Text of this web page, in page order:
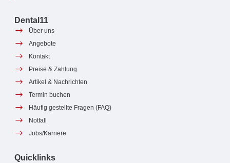
Dental11
Über uns
Angebote
Kontakt
Preise & Zahlung
Artikel & Nachrichten
Termin buchen
Häufig gestellte Fragen (FAQ)
Notfall
Jobs/Karriere
Quicklinks